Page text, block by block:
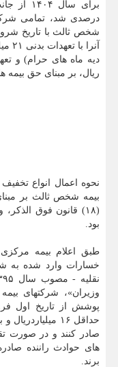
درصدی شد، تمامی
ریال، بر مبنای حق بیمه
نحوه اعمال انواع
بیمه شخص ثالث بر
(۱۸) قانون فوق
بود.
خسارات وارد شده به
وزیران»، شرکتهای
حداقل ۱۶
صادر کنند و در صورت
های حوادث راننده
برند.